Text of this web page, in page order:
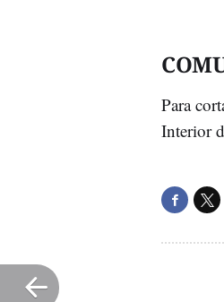
Para
Interior